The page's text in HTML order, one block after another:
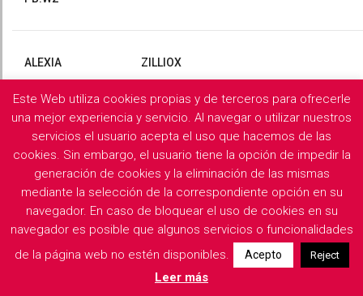
ALEXIA ZILLIOX
Martes yMiércolesdesde las:10:00hasta las:13:00 (Previa
cita)
PB.X2
Filología Griega y Latina
Descargar horarios de consulta del departamento
Este Web utiliza cookies propias y de terceros para ofrecerle
una mejor experiencia y servicio. Al navegar o utilizar nuestros
servicios el usuario acepta el uso que hacemos de las
cookies. Sin embargo, el usuario tiene la opción de impedir la
generación de cookies y la eliminación de las mismas
mediante la selección de la correspondiente opción en su
navegador. En caso de bloquear el uso de cookies en su
navegador es posible que algunos servicios o funcionalidades
de la página web no estén disponibles.
Acepto Reject
Leer más